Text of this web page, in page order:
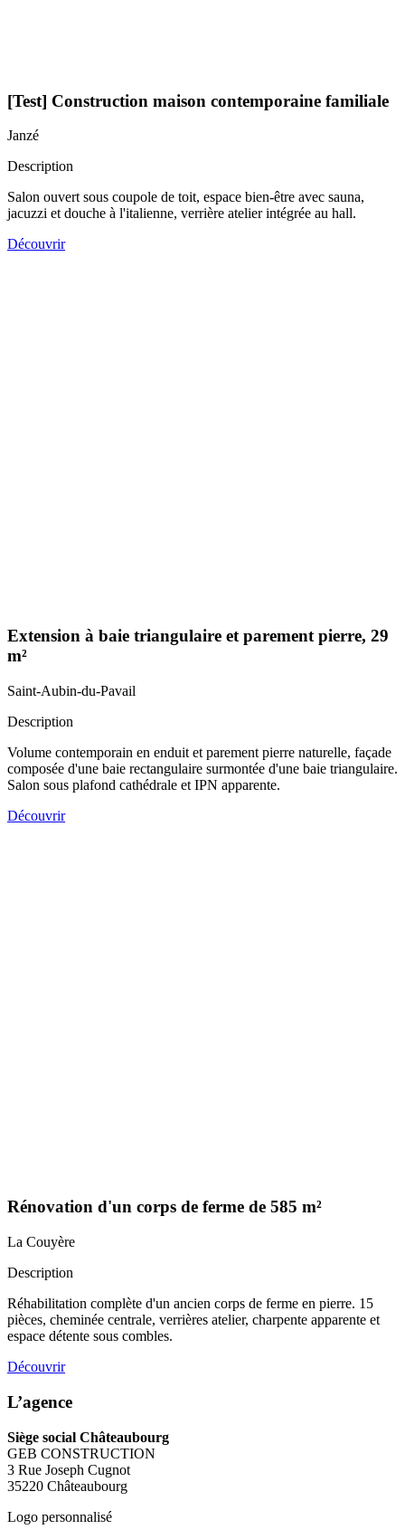
[Test] Construction maison contemporaine familiale
Janzé
Description
Salon ouvert sous coupole de toit, espace bien-être avec sauna,
jacuzzi et douche à l'italienne, verrière atelier intégrée au hall.
Découvrir
Extension à baie triangulaire et parement pierre, 29
m²
Saint-Aubin-du-Pavail
Description
Volume contemporain en enduit et parement pierre naturelle, façade
composée d'une baie rectangulaire surmontée d'une baie triangulaire.
Salon sous plafond cathédrale et IPN apparente.
Découvrir
Rénovation d'un corps de ferme de 585 m²
La Couyère
Description
Réhabilitation complète d'un ancien corps de ferme en pierre. 15
pièces, cheminée centrale, verrières atelier, charpente apparente et
espace détente sous combles.
Découvrir
L’agence
Siège social Châteaubourg
GEB CONSTRUCTION
3 Rue Joseph Cugnot
35220 Châteaubourg
Logo personnalisé